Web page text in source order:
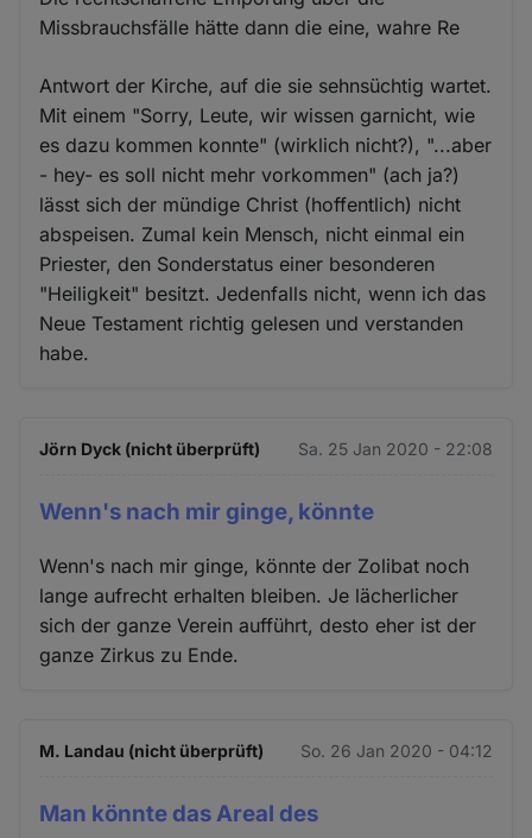
Missbrauchsfälle hätte dann die eine, wahre Re
Antwort der Kirche, auf die sie sehnsüchtig wartet.
Mit einem "Sorry, Leute, wir wissen garnicht, wie
es dazu kommen konnte" (wirklich nicht?), "...aber
- hey- es soll nicht mehr vorkommen" (ach ja?)
lässt sich der mündige Christ (hoffentlich) nicht
abspeisen. Zumal kein Mensch, nicht einmal ein
Priester, den Sonderstatus einer besonderen
"Heiligkeit" besitzt. Jedenfalls nicht, wenn ich das
Neue Testament richtig gelesen und verstanden
habe.
Jörn Dyck (nicht überprüft) Sa. 25 Jan 2020 - 22:08
Wenn's nach mir ginge, könnte
Wenn's nach mir ginge, könnte der Zolibat noch
lange aufrecht erhalten bleiben. Je lächerlicher
sich der ganze Verein aufführt, desto eher ist der
ganze Zirkus zu Ende.
M. Landau (nicht überprüft) So. 26 Jan 2020 - 04:12
Man könnte das Areal des